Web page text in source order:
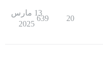
20
639
13 مارس
2025